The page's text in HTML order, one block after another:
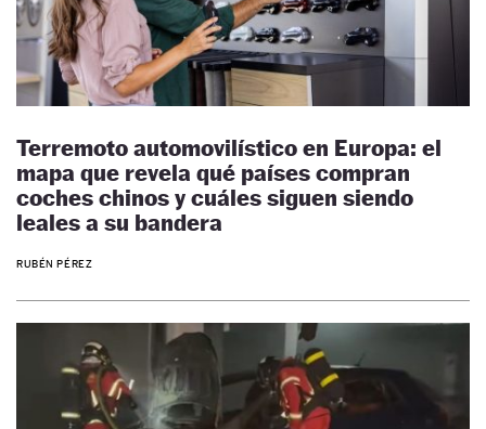
Terremoto automovilístico en Europa: el
mapa que revela qué países compran
coches chinos y cuáles siguen siendo
leales a su bandera
RUBÉN PÉREZ